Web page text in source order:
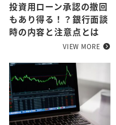
投資用ローン承認の撤回
もあり得る！？銀行面談
時の内容と注意点とは
VIEW MORE